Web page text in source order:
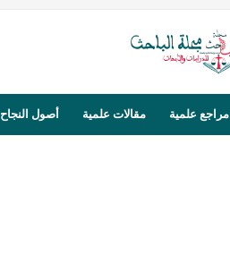
مراجع علمية مقالات علمية أصول النجاح